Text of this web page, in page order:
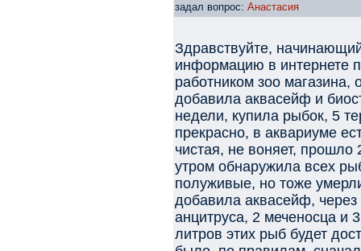
задал вопрос: Анастасия
Здравствуйте,
информацию в интернете
работником зоо магазина,
добавила аквасейф и
недели, купила рыбок, 5
прекрасно, в аквариуме
чистая, не воняет,
утром обнаружила всех
полуживые, но тоже
добавила аквасейф, через
анцитруса, 2 меченосца и
литров этих рыб будет